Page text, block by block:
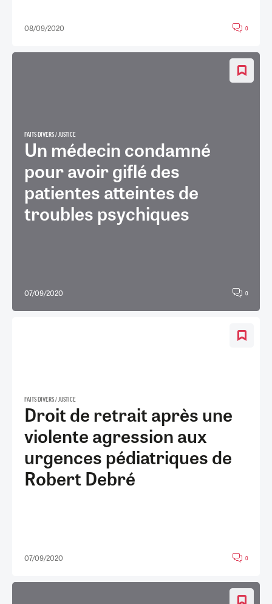
08/09/2020 0
FAITS DIVERS / JUSTICE
Un médecin condamné
pour avoir giflé des
patientes atteintes de
troubles psychiques
07/09/2020 0
FAITS DIVERS / JUSTICE
Droit de retrait après une
violente agression aux
urgences pédiatriques de
Robert Debré
07/09/2020 0